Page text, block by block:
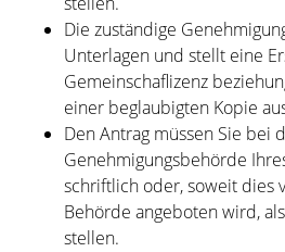
Die zuständige
Unterlagen und stellt eine
Gemeinschaflizenz
einer beglaubigten Kopie
Den Antrag müssen Sie bei
Genehmigungsbehörde
schriftlich oder, soweit dies
Behörde angeboten wird,
stellen.